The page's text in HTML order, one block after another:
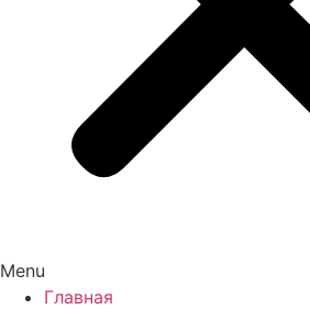
Menu
Главная